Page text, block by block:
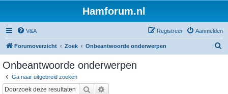
Hamforum.nl
V&A Aanmelden
Registreer
Forumoverzicht Zoek Onbeantwoorde onderwerpen
Onbeantwoorde onderwerpen
Ga naar uitgebreid zoeken
Zoek